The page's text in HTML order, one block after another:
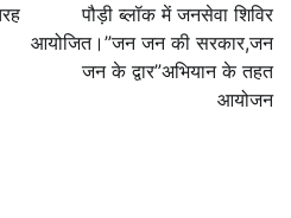
पौड़ी ब्लॉक में जनसेवा शिविर
आयोजित।”जन जन की सरकार,जन
जन के द्वार”अभियान के तहत
आयोजन